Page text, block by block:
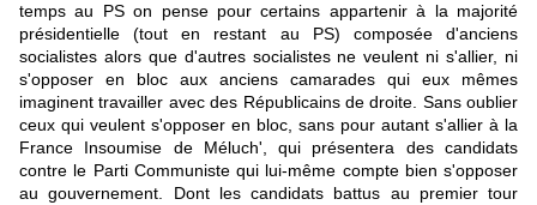
temps au PS on pense pour certains appartenir à la majorité
présidentielle (tout en restant au PS) composée d'anciens
socialistes alors que d'autres socialistes ne veulent ni s'allier, ni
s'opposer en bloc aux anciens camarades qui eux mêmes
imaginent travailler avec des Républicains de droite. Sans oublier
ceux qui veulent s'opposer en bloc, sans pour autant s'allier à la
France Insoumise de Méluch', qui présentera des candidats
contre le Parti Communiste qui lui-même compte bien s'opposer
au gouvernement. Dont les candidats battus au premier tour